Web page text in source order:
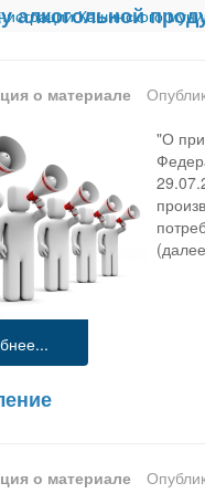
Кашинского
алкогольной
о материале
"О
о материале